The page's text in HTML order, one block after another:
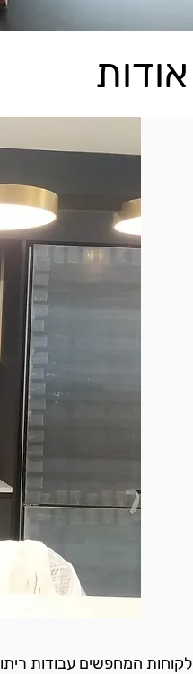
אודות
לקוחות המחפשים עבודות